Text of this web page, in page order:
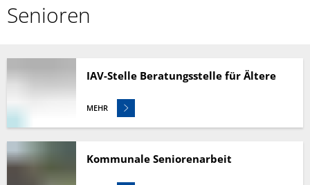
Senioren
Senioren
IAV-Stelle Beratungsstelle für Ältere
MEHR
Kommunale Seniorenarbeit